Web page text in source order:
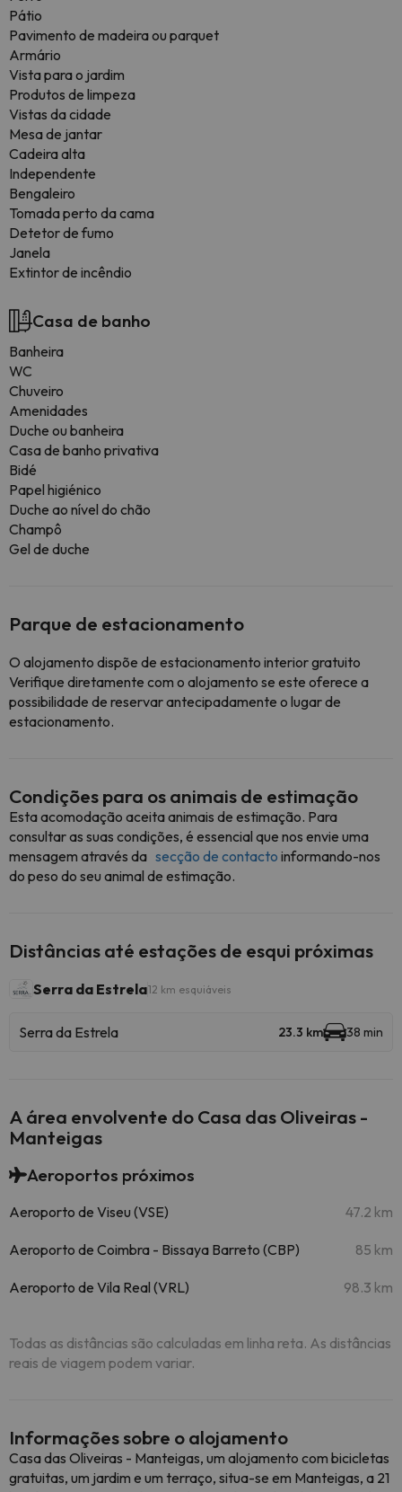
Pátio
Pavimento de madeira ou parquet
Armário
Vista para o jardim
Produtos de limpeza
Vistas da cidade
Mesa de jantar
Cadeira alta
Independente
Bengaleiro
Tomada perto da cama
Detetor de fumo
Janela
Extintor de incêndio
Casa de banho
Banheira
WC
Chuveiro
Amenidades
Duche ou banheira
Casa de banho privativa
Bidé
Papel higiénico
Duche ao nível do chão
Champô
Gel de duche
Parque de estacionamento
O alojamento dispõe de estacionamento interior gratuito
Verifique diretamente com o alojamento se este oferece a
possibilidade de reservar antecipadamente o lugar de
estacionamento.
Condições para os animais de estimação
Esta acomodação aceita animais de estimação. Para
consultar as suas condições, é essencial que nos envie uma
mensagem através da secção de contacto informando-nos
do peso do seu animal de estimação.
Distâncias até estações de esqui próximas
Serra da Estrela12 km esquiáveis
Serra da Estrela 23.3 km 38 min
A área envolvente do Casa das Oliveiras -
Manteigas
Aeroportos próximos
Aeroporto de Viseu (VSE) 47.2 km
Aeroporto de Coimbra - Bissaya Barreto (CBP) 85 km
Aeroporto de Vila Real (VRL) 98.3 km
Todas as distâncias são calculadas em linha reta. As distâncias
reais de viagem podem variar.
Informações sobre o alojamento
Casa das Oliveiras - Manteigas, um alojamento com bicicletas
gratuitas, um jardim e um terraço, situa-se em Manteigas, a 21